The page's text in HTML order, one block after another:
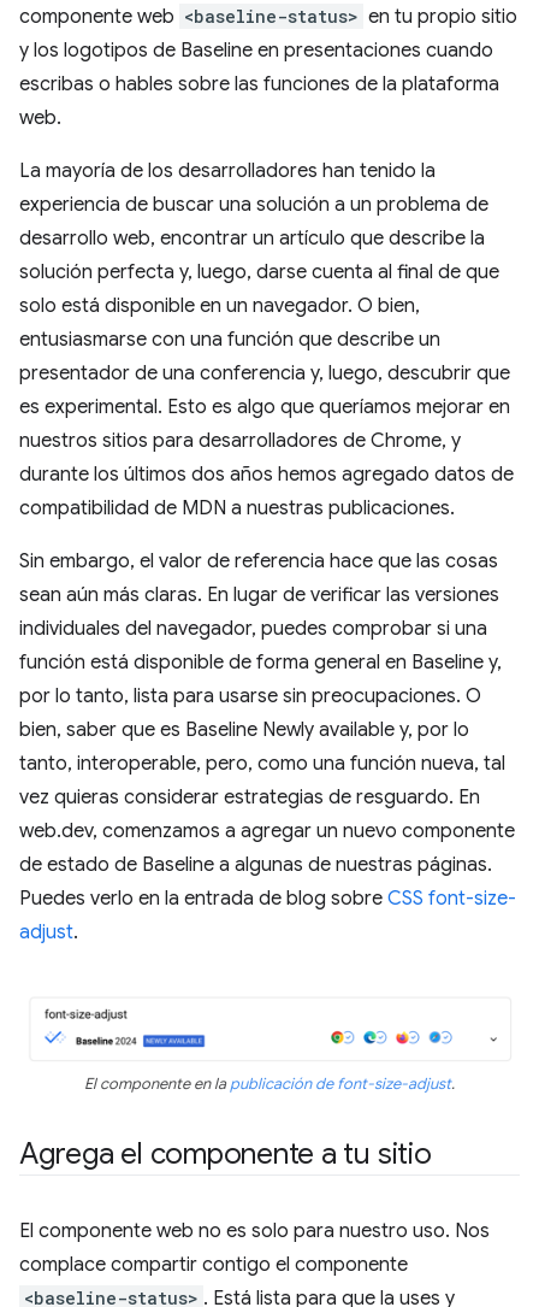
componente web <baseline-status> en tu propio sitio
y los logotipos de Baseline en presentaciones cuando
escribas o hables sobre las funciones de la plataforma
web.
La mayoría de los desarrolladores han tenido la
experiencia de buscar una solución a un problema de
desarrollo web, encontrar un artículo que describe la
solución perfecta y, luego, darse cuenta al final de que
solo está disponible en un navegador. O bien,
entusiasmarse con una función que describe un
presentador de una conferencia y, luego, descubrir que
es experimental. Esto es algo que queríamos mejorar en
nuestros sitios para desarrolladores de Chrome, y
durante los últimos dos años hemos agregado datos de
compatibilidad de MDN a nuestras publicaciones.
Sin embargo, el valor de referencia hace que las cosas
sean aún más claras. En lugar de verificar las versiones
individuales del navegador, puedes comprobar si una
función está disponible de forma general en Baseline y,
por lo tanto, lista para usarse sin preocupaciones. O
bien, saber que es Baseline Newly available y, por lo
tanto, interoperable, pero, como una función nueva, tal
vez quieras considerar estrategias de resguardo. En
web.dev, comenzamos a agregar un nuevo componente
de estado de Baseline a algunas de nuestras páginas.
Puedes verlo en la entrada de blog sobre CSS font-size-
adjust.
El componente en lapublicación de font-size-adjust.
Agrega el componente a tu sitio
El componente web no es solo para nuestro uso. Nos
complace compartir contigo el componente
<baseline-status> . Está lista para que la uses y